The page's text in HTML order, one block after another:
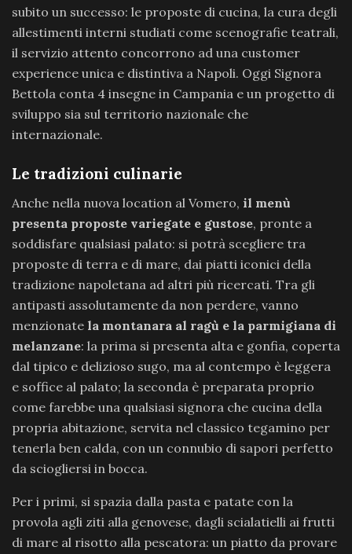
subito un successo: le proposte di cucina, la cura degli
allestimenti interni studiati come scenografie teatrali,
il servizio attento concorrono ad una customer
experience unica e distintiva a Napoli. Oggi Signora
Bettola conta 4 insegne in Campania e un progetto di
sviluppo sia sul territorio nazionale che
internazionale.
Le tradizioni culinarie
Anche nella nuova location al Vomero, il menù
presenta proposte variegate e gustose, pronte a
soddisfare qualsiasi palato: si potrà scegliere tra
proposte di terra e di mare, dai piatti iconici della
tradizione napoletana ad altri più ricercati. Tra gli
antipasti assolutamente da non perdere, vanno
menzionate la montanara al ragù e la parmigiana di
melanzane: la prima si presenta alta e gonfia, coperta
dal tipico e delizioso sugo, ma al contempo è leggera
e soffice al palato; la seconda è preparata proprio
come farebbe una qualsiasi signora che cucina della
propria abitazione, servita nel classico tegamino per
tenerla ben calda, con un connubio di sapori perfetto
da sciogliersi in bocca.
Per i primi, si spazia dalla pasta e patate con la
provola agli ziti alla genovese, dagli scialatielli ai frutti
di mare al risotto alla pescatora: un piatto da provare